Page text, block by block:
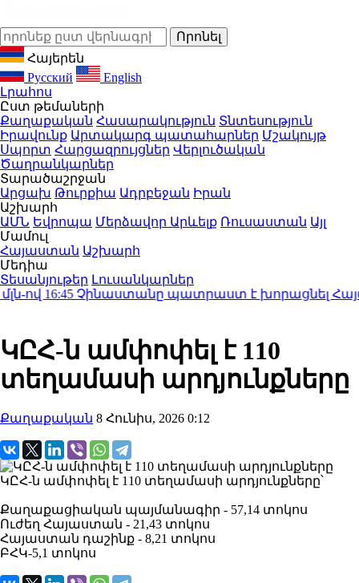
Հայերեն
Русский
English
Լրահոս
Ըստ թեմաների
Քաղաքական Հասարակություն Տնտեսություն
Իրավունք Արտակարգ պատահարներ Մշակույթ
Սպորտ Հարցազրույցներ Վերլուծական
Ծաղրանկարներ
Տարածաշրջան
Արցախ Թուրքիա Ադրբեջան Իրան
Աշխարհ
ԱՄՆ Եվրոպա Մերձավոր Արևելք Ռուսաստան Այլ
Մամուլ
Հայաստան Աշխարհ
Մեդիա
Տեսանյութեր Լուսանկարներ
ով16:45Չինաստանը պատրաստ է խորացնել
ԿԸՀ-ն ամփոփել է 110
տեղամասի արդյունքները
Քաղաքական 8 Հունիս, 2026 0:12
ԿԸՀ-ն ամփոփել է 110 տեղամասի արդյունքները՝
Քաղաքացիական պայմանագիր - 57,14 տոկոս
Ուժեղ Հայաստան - 21,43 տոկոս
Հայաստան դաշինք - 8,21 տոկոս
ԲՀԿ-5,1 տոկոս